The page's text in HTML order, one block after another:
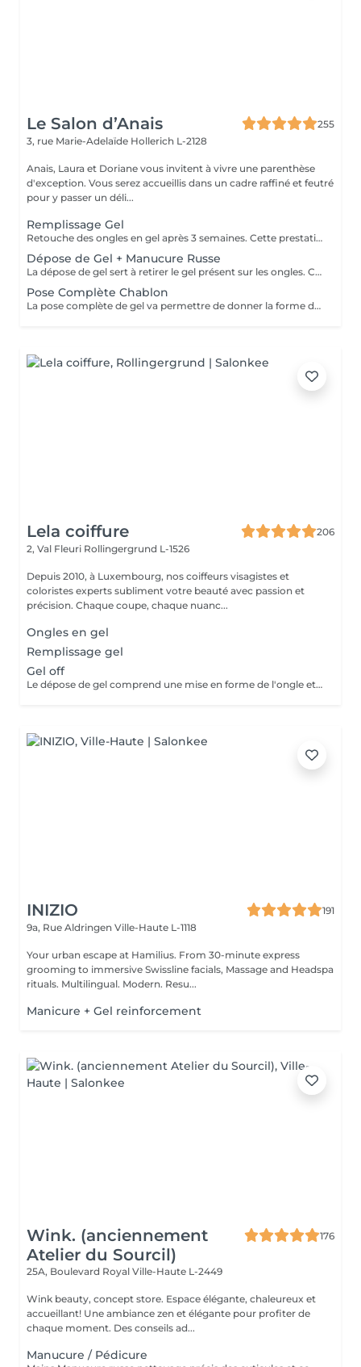
Le Salon d’Anais
255
3, rue Marie-Adelaïde Hollerich L-2128
Anais, Laura et Doriane vous invitent à vivre une parenthèse
d'exception. Vous serez accueillis dans un cadre raffiné et feutré
pour y passer un déli...
Remplissage Gel
Retouche des ongles en gel après 3 semaines. Cette prestation va permettre d'entretenir les ongles en gel en ponçant la surface du gel et en remodelant l'ongle avec une nouvelle couche de gel et de couleur.
Dépose de Gel + Manucure Russe
La dépose de gel sert à retirer le gel présent sur les ongles. Cette prestation comprend le ponçage du gel et une manucure.
Pose Complète Chablon
La pose complète de gel va permettre de donner la forme désirée en rallongeant les ongles (préalablement préparés) par la technique du chablon. Ensuite vient la pose du gel qui sera façonné et enfin la pose de la couleur ou de la French.
Lela coiffure
206
2, Val Fleuri Rollingergrund L-1526
Depuis 2010, à Luxembourg, nos coiffeurs visagistes et
coloristes experts subliment votre beauté avec passion et
précision. Chaque coupe, chaque nuanc...
Ongles en gel
Remplissage gel
Gel off
Le dépose de gel comprend une mise en forme de l'ongle et un vernis protecteur.
INIZIO
191
9a, Rue Aldringen Ville-Haute L-1118
Your urban escape at Hamilius. From 30-minute express
grooming to immersive Swissline facials, Massage and Headspa
rituals. Multilingual. Modern. Resu...
Manicure + Gel reinforcement
Wink. (anciennement
Atelier du Sourcil)
176
25A, Boulevard Royal Ville-Haute L-2449
Wink beauty, concept store. Espace élégante, chaleureux et
accueillant! Une ambiance zen et élégante pour profiter de
chaque moment. Des conseils ad...
Manucure / Pédicure